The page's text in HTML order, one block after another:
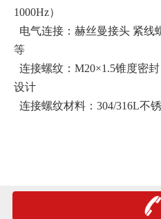
1000Hz）
电气连接：赫丝曼接头 紧线
等
连接螺纹：M20×1.5锥度密
设计
连接螺纹材料：304/316L不